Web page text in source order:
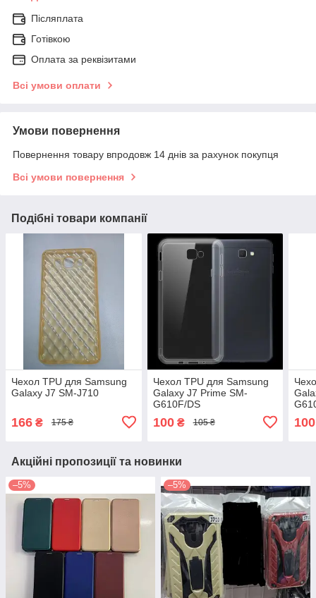
Післяплата
Готівкою
Оплата за реквізитами
Всі умови оплати
Умови повернення
Повернення товару впродовж 14 днів за рахунок покупця
Всі умови повернення
Подібні товари компанії
Чехол TPU для Samsung
Galaxy J7 SM-J710
166 ₴ 175 ₴
Чехол TPU для Samsung
Galaxy J7 Prime SM-
G610F/DS
100₴ 105 ₴ 100
Акційні пропозиції та новинки
–5% –5%